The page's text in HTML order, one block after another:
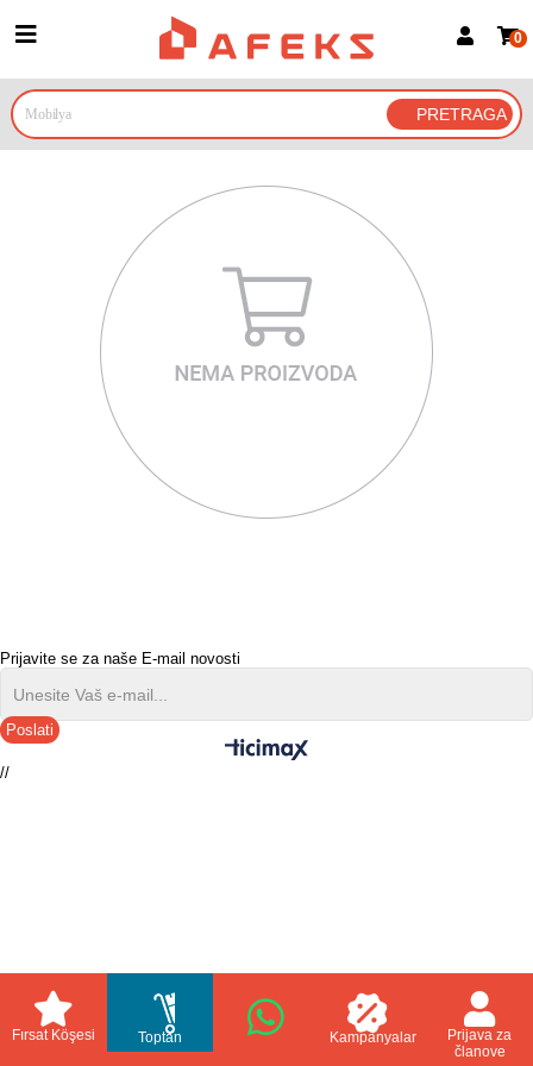
Prijava za članove
Prijavite se Google nalogom
0
Prijavite se za naše E-mail novosti
Poslati
//
Fırsat Köşesi Toptan Kampanyalar
Prijava za
članove